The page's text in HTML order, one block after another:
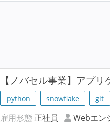
【ノバセル事業】アプ
python snowflake git
雇用形態 正社員 Webエン